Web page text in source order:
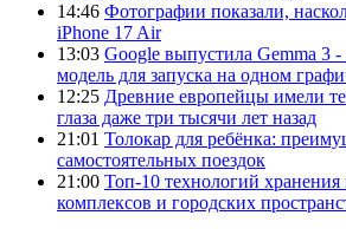
14:46 Фотографии показали,
iPhone 17 Air
13:03 Google выпустила Gemma
модель для запуска на одном
12:25 Древние европейцы имели
глаза даже три тысячи лет назад
21:01 Толокар для ребёнка:
самостоятельных поездок
21:00 Топ-10 технологий
комплексов и городских